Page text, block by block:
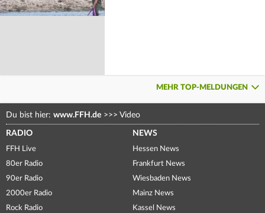
MEHR TOP-MELDUNGEN
Du bist hier: www.FFH.de >>> Video
RADIO
FFH Live
80er Radio
90er Radio
2000er Radio
Rock Radio
NEWS
Hessen News
Frankfurt News
Wiesbaden News
Mainz News
Kassel News